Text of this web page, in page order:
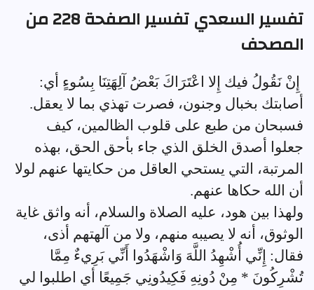
تفسير السعدي تفسير الصفحة 228 من
المصحف
إِنْ نَقُولُ فيك إِلا اعْتَرَاكَ بَعْضُ آلِهَتِنَا بِسُوءٍ أي:
أصابتك بخبال وجنون، فصرت تهذي بما لا يعقل.
فسبحان من طبع على قلوب الظالمين، كيف
جعلوا أصدق الخلق الذي جاء بأحق الحق، بهذه
المرتبة، التي يستحي العاقل من حكايتها عنهم لولا
أن الله حكاها عنهم.
ولهذا بين هود، عليه الصلاة والسلام، أنه واثق غاية
الوثوق، أنه لا يصيبه منهم، ولا من آلهتهم أذى،
فقال: إِنِّي أُشْهِدُ اللَّهَ وَاشْهَدُوا أَنِّي بَرِيءٌ مِمَّا
تُشْرِكُونَ * مِنْ دُونِهِ فَكِيدُونِي جَمِيعًا أي اطلبوا لي